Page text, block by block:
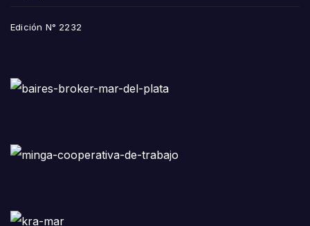
Edición N° 2232